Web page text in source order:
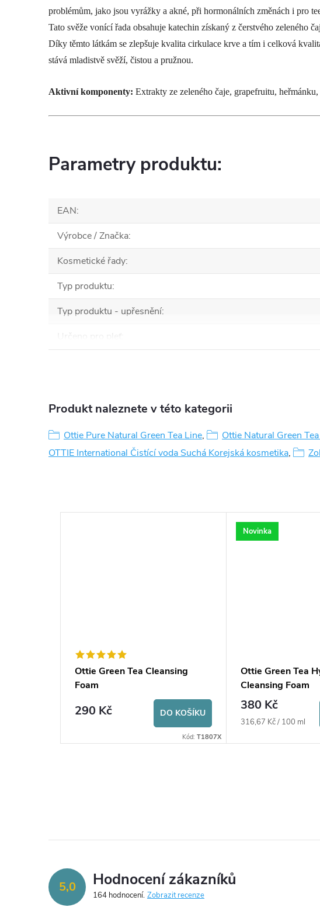
problémům, jako jsou vyrážky a akné, při hormonálních změnách i pro
Tato svěže vonící řada obsahuje katechin získaný z čerstvého zeleného
Díky těmto látkám se zlepšuje kvalita cirkulace krve a tím i celková
stává mladistvě svěží, čistou a pružnou.
Aktivní komponenty: Extrakty ze zeleného čaje, grapefruitu,
Parametry produktu:
EAN:
Výrobce / Značka:
Kosmetické řady:
Typ produktu:
Typ produktu - upřesnění:
Určeno pro pleť
Produkt naleznete v této kategorii
Ottie Pure Natural Green Tea Line, Ottie Natural Green
OTTIE International Čistící voda Suchá Korejská kosmetika,
Ottie Green Tea Cleansing
Foam
290 Kč DO KOŠÍKU
Kód: T1807X
Novinka
Ottie Green Tea
Cleansing Foam
380 Kč
Měrná
316,67 Kč / 100 ml
5,0 Hodnocení zákazníků
164 hodnocení Zobrazit recenze